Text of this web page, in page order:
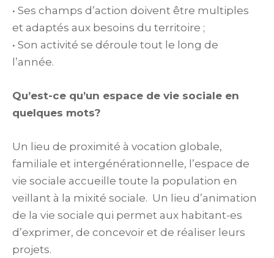
• Ses champs d’action doivent être multiples
et adaptés aux besoins du territoire ;
• Son activité se déroule tout le long de
l’année.
Qu’est-ce qu’un espace de vie sociale en
quelques mots?
Un lieu de proximité à vocation globale,
familiale et intergénérationnelle, l’espace de
vie sociale accueille toute la population en
veillant à la mixité sociale. Un lieu d’animation
de la vie sociale qui permet aux habitant-es
d’exprimer, de concevoir et de réaliser leurs
projets.